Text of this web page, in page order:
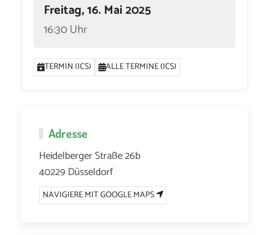
Freitag, 16. Mai 2025
16:30 Uhr
TERMIN (ICS) ALLE TERMINE (ICS)
Adresse
Heidelberger Straße 26b
40229 Düsseldorf
NAVIGIERE MIT GOOGLE MAPS